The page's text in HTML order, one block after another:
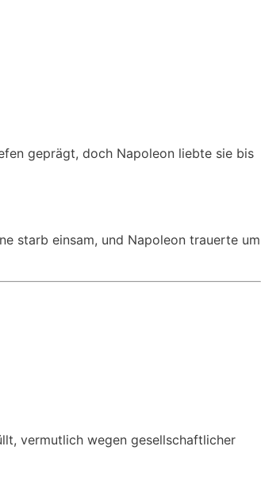
geprägt, doch Napoleon liebte sie bis
starb einsam, und Napoleon trauerte um
vermutlich wegen gesellschaftlicher